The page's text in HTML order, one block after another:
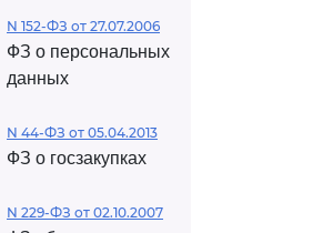
N 152-ФЗ от 27.07.2006
ФЗ о персональных
данных
N 44-ФЗ от 05.04.2013
ФЗ о госзакупках
N 229-ФЗ от 02.10.2007